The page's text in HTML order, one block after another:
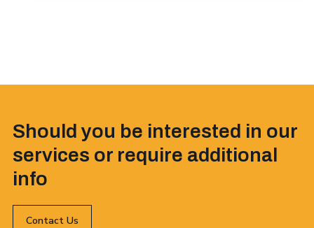
Should you be interested in our
services or require additional
info
Contact Us